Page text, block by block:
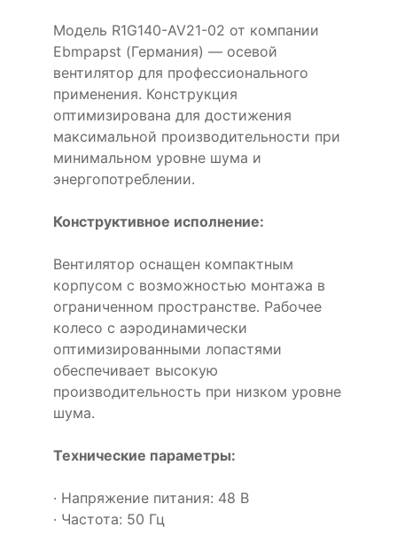
Модель R1G140-AV21-02 от компании
Ebmpapst (Германия) — осевой
вентилятор для профессионального
применения. Конструкция
оптимизирована для достижения
максимальной производительности при
минимальном уровне шума и
энергопотреблении.
Конструктивное исполнение:
Вентилятор оснащен компактным
корпусом с возможностью монтажа в
ограниченном пространстве. Рабочее
колесо с аэродинамически
оптимизированными лопастями
обеспечивает высокую
производительность при низком уровне
шума.
Технические параметры:
· Напряжение питания: 48 В
· Частота: 50 Гц